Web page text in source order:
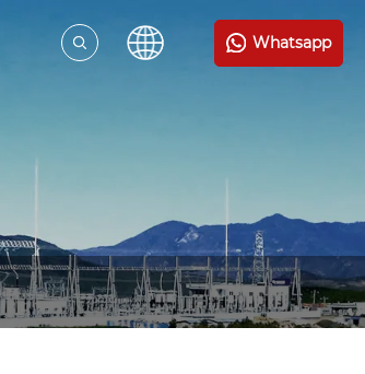
Whatsapp